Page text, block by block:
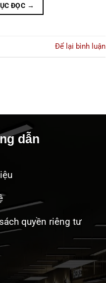
ĐỌC →
Để lại bình luận
dẫn
quyền riêng tư